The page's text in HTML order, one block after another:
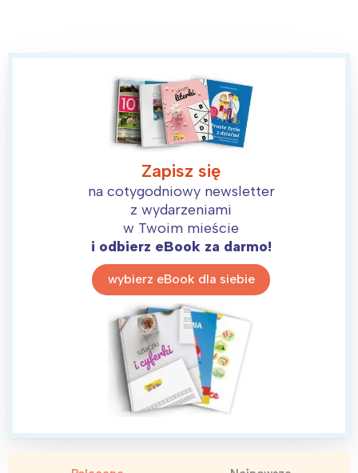
Zapisz się
na cotygodniowy newsletter
z wydarzeniami
w Twoim mieście
i odbierz eBook za darmo!
wybierz eBook dla siebie